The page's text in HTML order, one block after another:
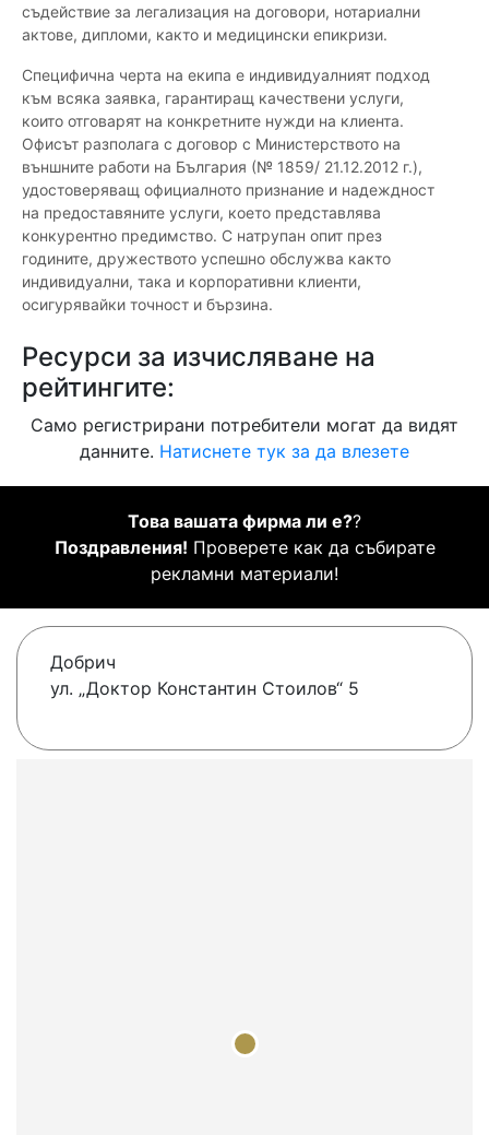
съдействие за легализация на договори, нотариални
актове, дипломи, както и медицински епикризи.
Специфична черта на екипа е индивидуалният подход
към всяка заявка, гарантиращ качествени услуги,
които отговарят на конкретните нужди на клиента.
Офисът разполага с договор с Министерството на
външните работи на България (№ 1859/ 21.12.2012 г.),
удостоверяващ официалното признание и надеждност
на предоставяните услуги, което представлява
конкурентно предимство. С натрупан опит през
годините, дружеството успешно обслужва както
индивидуални, така и корпоративни клиенти,
осигурявайки точност и бързина.
Ресурси за изчисляване на
рейтингите:
Само регистрирани потребители могат да видят
данните. Натиснете тук за да влезете
Това вашата фирма ли е??
Поздравления! Проверете как да събирате
рекламни материали!
Добрич
ул. „Доктор Константин Стоилов“ 5